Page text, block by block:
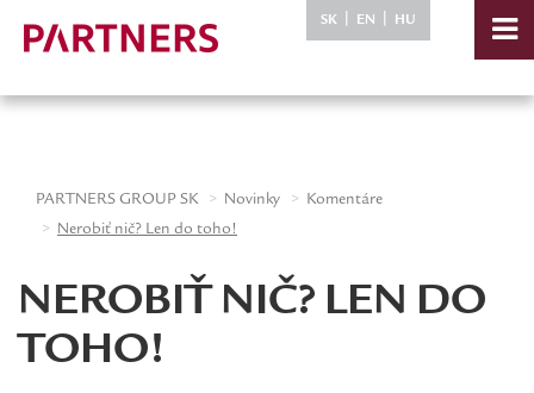
SK EN HU
PARTNERS GROUP SK Novinky
Komentáre
Nerobiť nič? Len do toho!
NEROBIŤ NIČ? LEN DO
TOHO!